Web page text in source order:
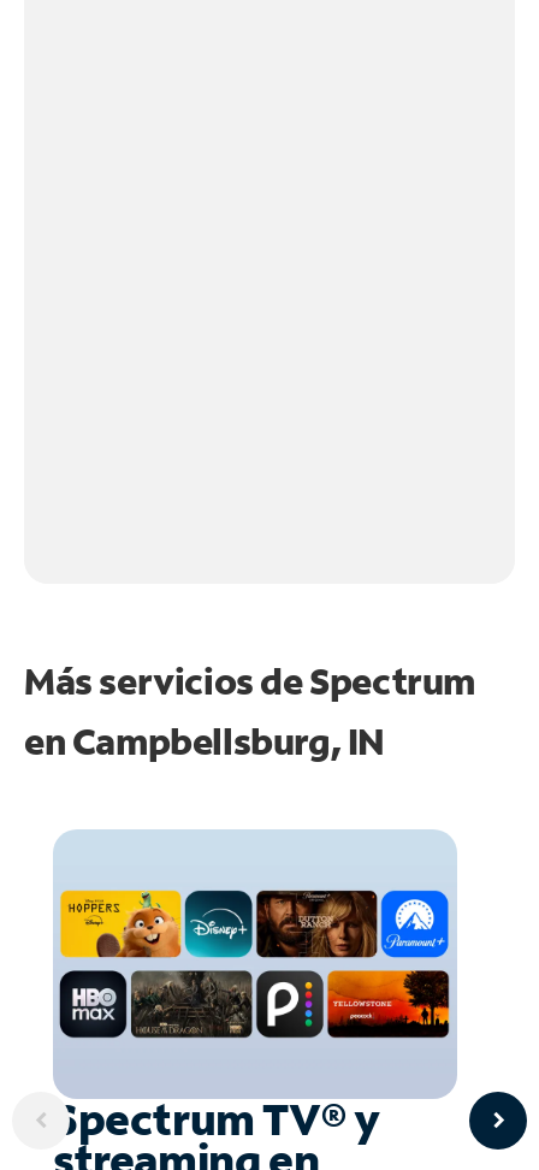
Más servicios de Spectrum
enCampbellsburg, IN
Spectrum TV® y